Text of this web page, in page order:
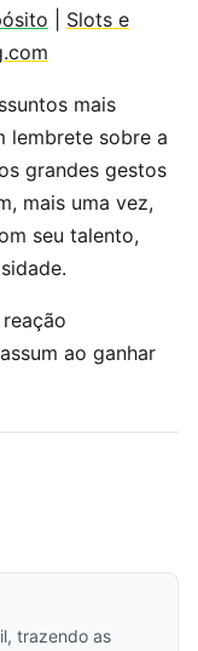
Slots e
mais
lembrete sobre a
grandes gestos
mais uma vez,
seu talento,
ao ganhar
trazendo as